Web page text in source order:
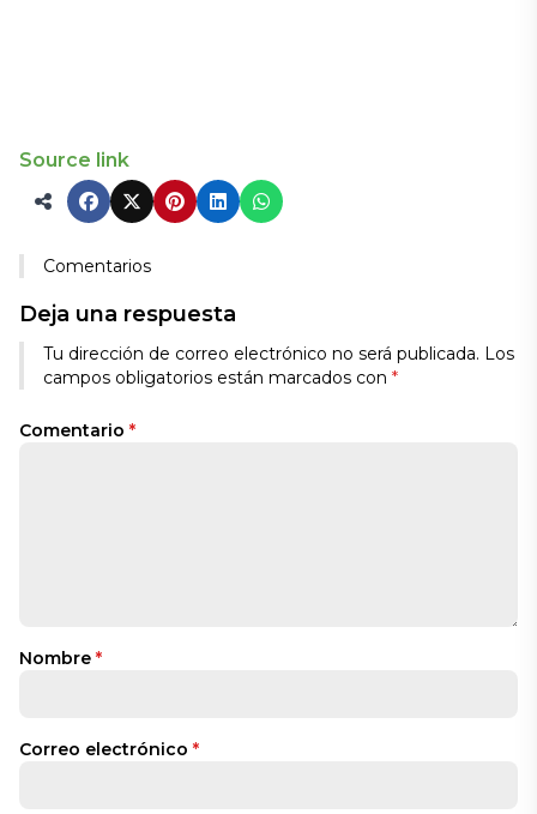
Source link
Comentarios
Deja una respuesta
Tu dirección de correo electrónico no será publicada. Los
campos obligatorios están marcados con *
Comentario *
Nombre *
Correo electrónico *